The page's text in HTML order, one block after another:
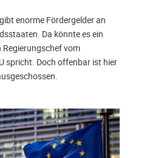
enorme Fördergelder an
Da könnte es ein
Regierungschef vom
spricht. Doch offenbar ist hier